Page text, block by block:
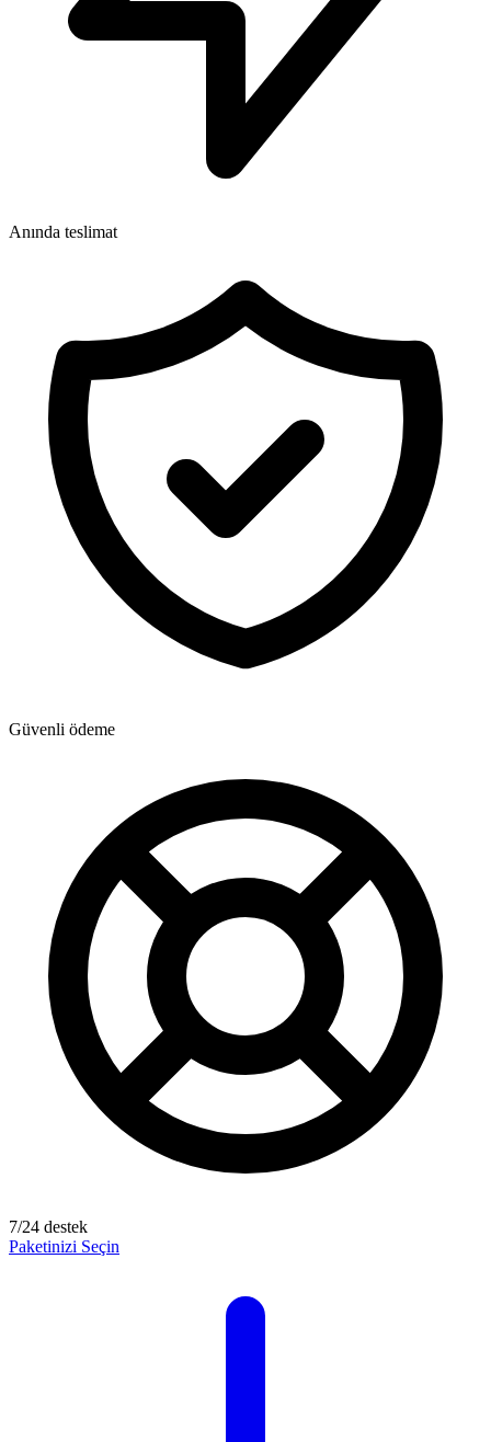
Anında teslimat
Güvenli ödeme
7/24 destek
Paketinizi Seçin